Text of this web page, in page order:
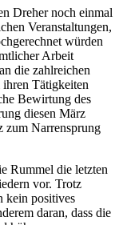
Dreher noch einmal
Veranstaltungen,
würden
Arbeit
die zahlreichen
Tätigkeiten
Bewirtung des
diesen März
zum Narrensprung
Rummel die letzten
vor. Trotz
kein positives
daran, dass die